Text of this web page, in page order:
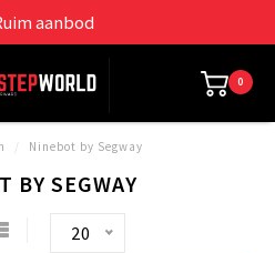
aanbod
0
Ninebot by Segway
BY SEGWAY
20